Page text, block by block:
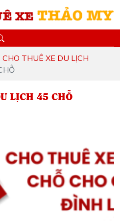
CHO THUÊ XE DU LỊCH
LỊCH 45 CHỖ